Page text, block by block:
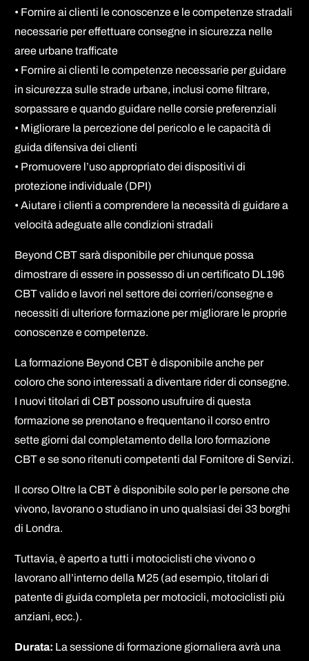
• Fornire ai clienti le conoscenze e le competenze stradali
necessarie per effettuare consegne in sicurezza nelle
aree urbane trafficate
• Fornire ai clienti le competenze necessarie per guidare
in sicurezza sulle strade urbane, inclusi come filtrare,
sorpassare e quando guidare nelle corsie preferenziali
• Migliorare la percezione del pericolo e le capacità di
guida difensiva dei clienti
• Promuovere l’uso appropriato dei dispositivi di
protezione individuale (DPI)
• Aiutare i clienti a comprendere la necessità di guidare a
velocità adeguate alle condizioni stradali
Beyond CBT sarà disponibile per chiunque possa
dimostrare di essere in possesso di un certificato DL196
CBT valido e lavori nel settore dei corrieri/consegne e
necessiti di ulteriore formazione per migliorare le proprie
conoscenze e competenze.
La formazione Beyond CBT è disponibile anche per
coloro che sono interessati a diventare rider di consegne.
I nuovi titolari di CBT possono usufruire di questa
formazione se prenotano e frequentano il corso entro
sette giorni dal completamento della loro formazione
CBT e se sono ritenuti competenti dal Fornitore di Servizi.
Il corso Oltre la CBT è disponibile solo per le persone che
vivono, lavorano o studiano in uno qualsiasi dei 33 borghi
di Londra.
Tuttavia, è aperto a tutti i motociclisti che vivono o
lavorano all’interno della M25 (ad esempio, titolari di
patente di guida completa per motocicli, motociclisti più
anziani, ecc.).
Durata: La sessione di formazione giornaliera avrà una